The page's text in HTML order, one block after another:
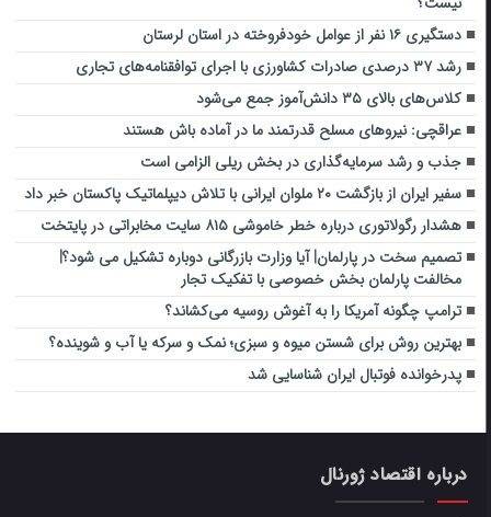
دستگیری ۱۶ نفر از عوامل خودفروخته در استان لرستان
رشد ۳۷ درصدی صادرات کشاورزی با اجرای توافقنامه‌های تجاری
کلاس‌های بالای ۳۵ دانش‌آموز جمع می‌شود
عراقچی: نیروهای مسلح قدرتمند ما در آماده باش هستند
جذب و رشد سرمایه‌گذاری در بخش ریلی الزامی است
سفیر ایران از بازگشت ۲۰ ملوان ایرانی با تلاش دیپلماتیک پاکستان خبر داد
هشدار رگولاتوری درباره خطر خاموشی ۸۱۵ سایت مخابراتی در پایتخت
تصمیم سخت در پارلمان| آیا وزارت بازرگانی دوباره تشکیل می شود؟|
مخالفت پارلمان بخش خصوصی با تفکیک تجار
ترامپ چگونه آمریکا را به آغوش روسیه می‌کشاند؟
بهترین روش برای شستن میوه و سبزی؛ نمک و سرکه یا آب و شوینده؟
پدرخوانده فوتبال ایران شناسایی شد
درباره اقتصاد ژورنال